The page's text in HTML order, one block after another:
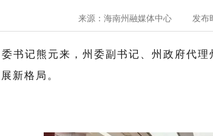
来源：海南州融媒体中心 发布
书记熊元来，州委副书记、州政府代
新格局。